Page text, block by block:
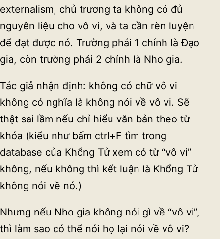
externalism, chủ trương ta không có đủ
nguyên liệu cho vô vi, và ta cần rèn luyện
để đạt được nó. Trường phái 1 chính là Đạo
gia, còn trường phái 2 chính là Nho gia.
Tác giả nhận định: không có chữ vô vi
không có nghĩa là không nói về vô vi. Sẽ
thật sai lầm nếu chỉ hiểu văn bản theo từ
khóa (kiểu như bấm ctrl+F tìm trong
database của Khổng Tử xem có từ “vô vi”
không, nếu không thì kết luận là Khổng Tử
không nói về nó.)
Nhưng nếu Nho gia không nói gì về “vô vi”,
thì làm sao có thể nói họ lại nói về vô vi?